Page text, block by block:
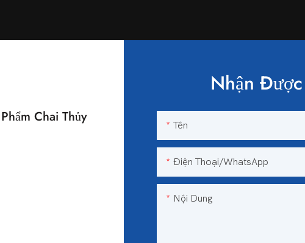
Chai Thủy
Nhận
Tên
Điện Thoại/WhatsApp
Nội Dung